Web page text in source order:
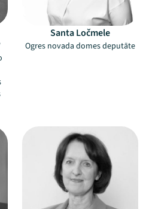
Santa Ločmele
Ogres novada domes deputāte